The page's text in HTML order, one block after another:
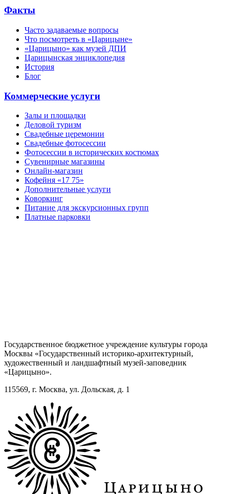
Факты
Часто задаваемые вопросы
Что посмотреть в «Царицыне»
«Царицыно» как музей ДПИ
Царицынская энциклопедия
История
Блог
Коммерческие услуги
Залы и площадки
Деловой туризм
Свадебные церемонии
Свадебные фотосессии
Фотосессии в исторических костюмах
Сувенирные магазины
Онлайн-магазин
Кофейня «17 75»
Дополнительные услуги
Коворкинг
Питание для экскурсионных групп
Платные парковки
Государственное бюджетное учреждение культуры города
Москвы «Государственный историко-архитектурный,
художественный и ландшафтный музей-заповедник
«Царицыно».
115569, г. Москва, ул. Дольская, д. 1